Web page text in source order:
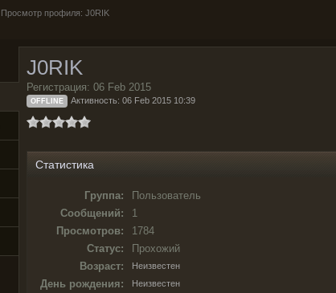
Просмотр профиля: J0RIK
J0RIK
Регистрация: 06 Feb 2015
OFFLINE Активность: 06 Feb 2015 10:39
Статистика
Группа:
Пользователь
Сообщений:
1
Просмотров:
1784
Статус:
Прохожий
Возраст:
Неизвестен
День рождения: Неизвестен